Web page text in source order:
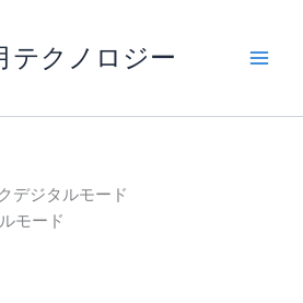
テクノロジー
デジタルモード
モード